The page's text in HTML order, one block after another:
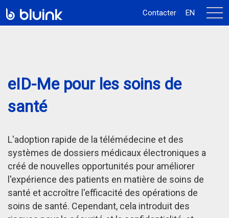
Contacter EN
la
eID-Me pour les soins de
santé
L'adoption rapide de la télémédecine et des
systèmes de dossiers médicaux électroniques a
créé de nouvelles opportunités pour améliorer
l'expérience des patients en matière de soins de
santé et accroître l'efficacité des opérations de
soins de santé. Cependant, cela introduit des